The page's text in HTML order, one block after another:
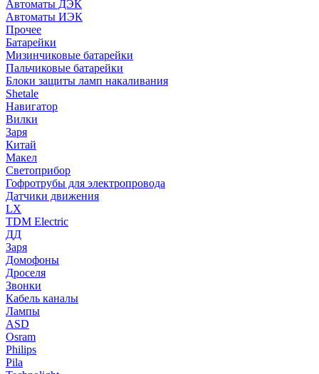
Автоматы ДЭК
Автоматы ИЭК
Прочее
Батарейки
Мизинчиковые батарейки
Пальчиковые батарейки
Блоки защиты ламп накаливания
Shetale
Навигатор
Вилки
Заря
Китай
Макел
Светоприбор
Гофротрубы для электропровода
Датчики движения
LX
TDM Electric
ДД
Заря
Домофоны
Дроселя
Звонки
Кабель каналы
Лампы
ASD
Osram
Philips
Pila